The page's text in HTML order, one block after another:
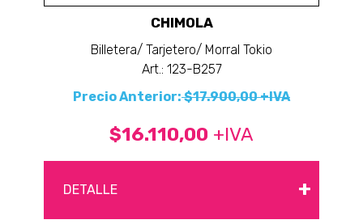
CHIMOLA
Billetera/ Tarjetero/ Morral Tokio
Art.: 123-B257
Precio Anterior:$17.900,00 +IVA
$16.110,00 +IVA
DETALLE +